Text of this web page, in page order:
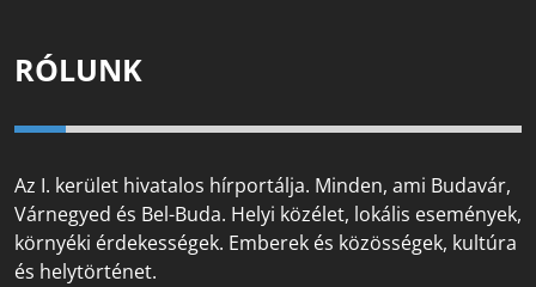
RÓLUNK
Az I. kerület hivatalos hírportálja. Minden, ami Budavár,
Várnegyed és Bel-Buda. Helyi közélet, lokális események,
környéki érdekességek. Emberek és közösségek, kultúra
és helytörténet.